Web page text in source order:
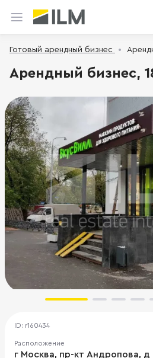
Готовый арендный бизнес
Арендный бизнес,
ID: r160434
Расположение
г Москва, пр-кт Андропова, д